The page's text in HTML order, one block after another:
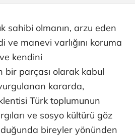
sahibi olmanın, arzu eden
ve manevi varlığını koruma
kendini
bir parçası olarak kabul
kararda,
Türk toplumunun
ve sosyo kültürü göz
bireyler yönünden